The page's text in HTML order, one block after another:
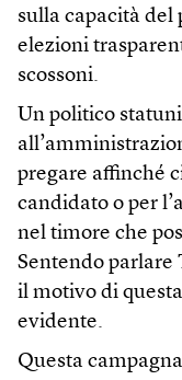
sulla capacità del
elezioni
scossoni.
Un politico
pregare affinché
candidato o per
nel timore che
Sentendo parlare
il motivo di
evidente.
Questa